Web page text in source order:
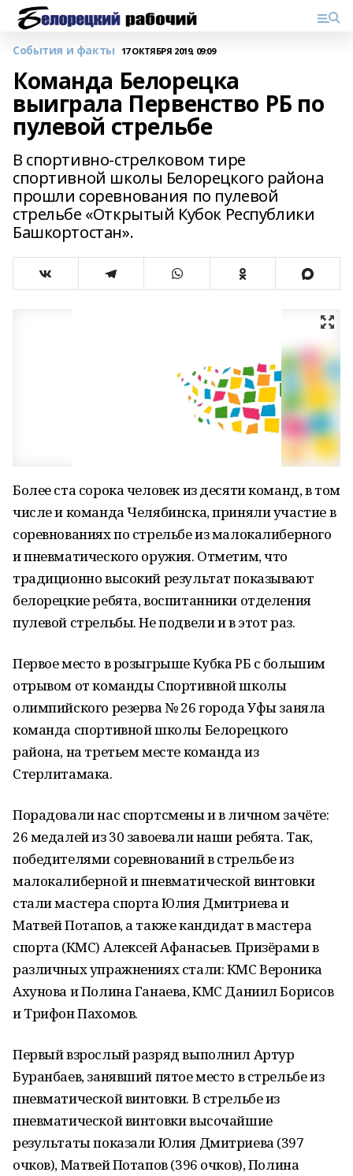
События и факты 17 ОКТЯБРЯ 2019, 09:09
Команда Белорецка
выиграла Первенство РБ по
пулевой стрельбе
В спортивно-стрелковом тире
спортивной школы Белорецкого района
прошли соревнования по пулевой
стрельбе «Открытый Кубок Республики
Башкортостан».
Более ста сорока человек из десяти команд, в том
числе и команда Челябинска, приняли участие в
соревнованиях по стрельбе из малокалиберного
и пневматического оружия. Отметим, что
традиционно высокий результат показывают
белорецкие ребята, воспитанники отделения
пулевой стрельбы. Не подвели и в этот раз.
Первое место в розыгрыше Кубка РБ с большим
отрывом от команды Спортивной школы
олимпийского резерва № 26 города Уфы заняла
команда спортивной школы Белорецкого
района, на третьем месте команда из
Стерлитамака.
Порадовали нас спортсмены и в личном зачёте:
26 медалей из 30 завоевали наши ребята. Так,
победителями соревнований в стрельбе из
малокалиберной и пневматической винтовки
стали мастера спорта Юлия Дмитриева и
Матвей Потапов, а также кандидат в мастера
спорта (КМС) Алексей Афанасьев. Призёрами в
различных упражнениях стали: КМС Вероника
Ахунова и Полина Ганаева, КМС Даниил Борисов
и Трифон Пахомов.
Первый взрослый разряд выполнил Артур
Буранбаев, занявший пятое место в стрельбе из
пневматической винтовки. В стрельбе из
пневматической винтовки высочайшие
результаты показали Юлия Дмитриева (397
очков), Матвей Потапов (396 очков), Полина